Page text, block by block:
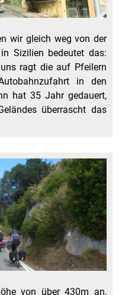
wir gleich weg von der
Sizilien bedeutet das:
ragt die auf Pfeilern
in den
hat 35 Jahr gedauert,
überrascht das
von über 430m an,